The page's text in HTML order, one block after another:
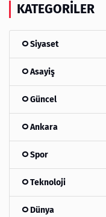
KATEGORILER
Siyaset
Asayiş
Güncel
Ankara
Spor
Teknoloji
Dünya